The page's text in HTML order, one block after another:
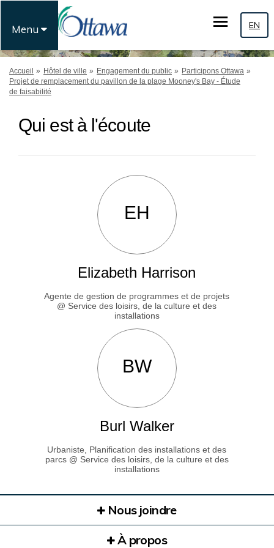
Menu EN
Vous êtes ici:
Accueil Hôtel de ville Engagement du public
Participons Ottawa
Projet de remplacement du pavillon de la plage Mooney's Bay - Étude
de faisabilité
Qui est à l'écoute
EH
Elizabeth Harrison
Agente de gestion de programmes et de projets
@ Service des loisirs, de la culture et des
installations
BW
Burl Walker
Urbaniste, Planification des installations et des
parcs @ Service des loisirs, de la culture et des
installations
Nous joindre
À propos